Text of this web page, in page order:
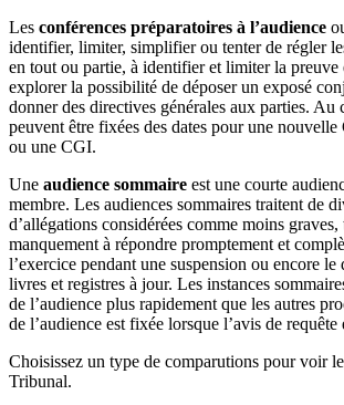
Les conférences préparatoires à l’audience
identifier, limiter, simplifier ou tenter de régler
en tout ou partie, à identifier et limiter la preuve
explorer la possibilité de déposer un exposé
donner des directives générales aux parties. Au
peuvent être fixées des dates pour une
ou une CGI.
Une audience sommaire est une courte
membre. Les audiences sommaires traitent de
d’allégations considérées comme moins graves,
manquement à répondre promptement et
l’exercice pendant une suspension ou encore le
livres et registres à jour. Les instances
de l’audience plus rapidement que les autres
de l’audience est fixée lorsque l’avis de requête
Choisissez un type de comparutions pour voir
Tribunal.